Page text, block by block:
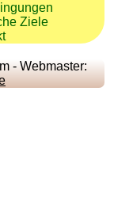
Ziele
- Webmaster: